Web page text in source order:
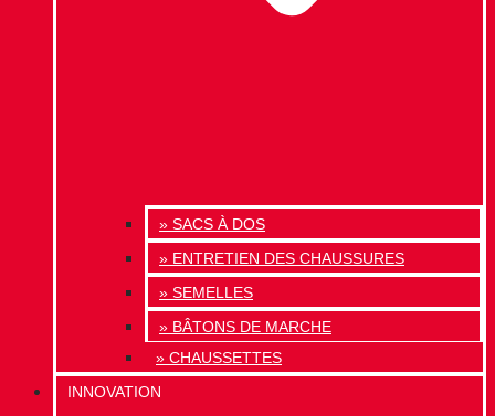
» SACS À DOS
» ENTRETIEN DES CHAUSSURES
» SEMELLES
» BÂTONS DE MARCHE
» CHAUSSETTES
INNOVATION